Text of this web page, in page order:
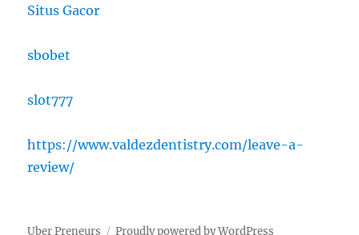
Situs Gacor
sbobet
slot777
https://www.valdezdentistry.com/leave-a-
review/
Uber Preneurs Proudly powered by WordPress